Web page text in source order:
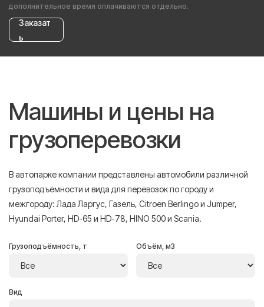
дополнительное время оплачиваются отдельно.
Заказат
ь
Машины и цены на
грузоперевозки
В автопарке компании представлены автомобили различной
грузоподъёмности и вида для перевозок по городу и
межгороду: Лада Ларгус, Газель, Citroen Berlingo и Jumper,
Hyundai Porter, HD-65 и HD-78, HINO 500 и Scania.
Грузоподъёмность, т Объём, м3
Вид